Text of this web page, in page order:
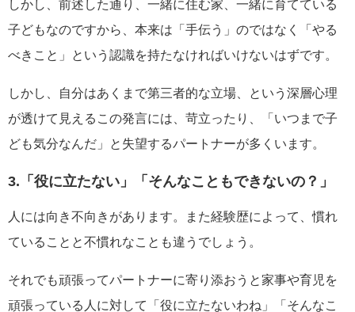
しかし、前述した通り、一緒に住む家、一緒に育てている
子どもなのですから、本来は「手伝う」のではなく「やる
べきこと」という認識を持たなければいけないはずです。
しかし、自分はあくまで第三者的な立場、という深層心理
が透けて見えるこの発言には、苛立ったり、「いつまで子
ども気分なんだ」と失望するパートナーが多くいます。
3.「役に立たない」「そんなこともできないの？」
人には向き不向きがあります。また経験歴によって、慣れ
ていることと不慣れなことも違うでしょう。
それでも頑張ってパートナーに寄り添おうと家事や育児を
頑張っている人に対して「役に立たないわね」「そんなこ